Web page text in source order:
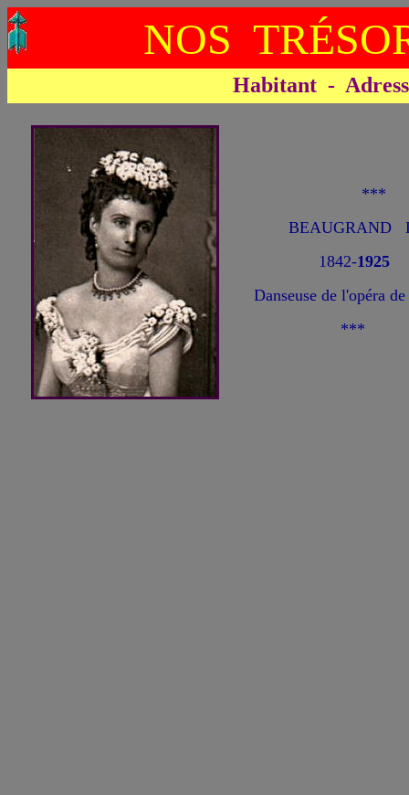
NOS
Habitant -
BEAUGRAND
1842-1925
Danseuse de l'opéra
***